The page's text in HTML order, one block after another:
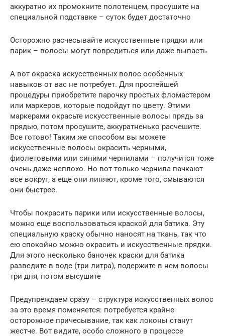
аккуратно их промокните полотенцем, просушите на
специальной подставке – суток будет достаточно
Осторожно расчесывайте искусственные прядки или
парик – волосы могут повредиться или даже выпасть
А вот окраска искусственных волос особенных
навыков от вас не потребует. Для простейшей
процедуры приобретите парочку простых фломастером
или маркеров, которые подойдут по цвету. Этими
маркерами окрасьте искусственные волосы прядь за
прядью, потом просушите, аккуратненько расчешите.
Все готово! Таким же способом вы можете
искусственные волосы окрасить черными,
фиолетовыми или синими чернилами – получится тоже
очень даже неплохо. Но вот только чернила пачкают
все вокруг, а еще они линяют, кроме того, смываются
они быстрее.
Чтобы покрасить парики или искусственные волосы,
можно еще воспользоваться краской для батика. Эту
специальную краску обычно наносят на ткань, так что
ею спокойно можно окрасить и искусственные прядки.
Для этого несколько баночек краски для батика
разведите в воде (три литра), подержите в нем волосы
три дня, потом высушите
Предупреждаем сразу – структура искусственных волос
за это время поменяется: потребуется крайне
осторожное причесывание, так как локоны станут
жестче. Вот видите, особо сложного в процессе